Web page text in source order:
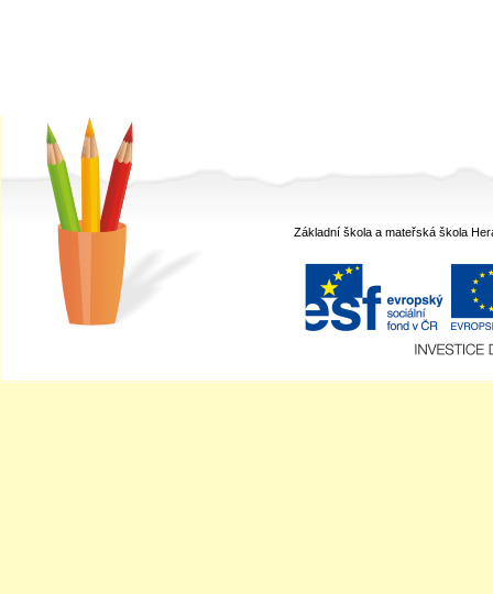
Základní škola a mateřská škola